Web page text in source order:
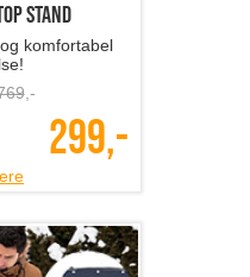
stand
komfortabel
,-
299,-